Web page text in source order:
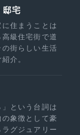
邸宅
住まうことは
級住宅街で道
街らしい生活
介。
」という台詞は
象徴として豪
グジュアリー